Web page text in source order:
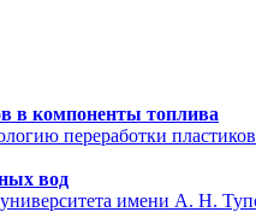
в компоненты топлива
переработки
вод
университета имени А. Н.